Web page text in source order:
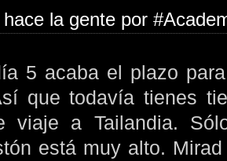
la gente por
5 acaba el plazo
que todavía tienes
viaje a Tailandia.
está muy alto.